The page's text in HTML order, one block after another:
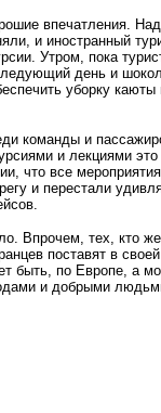
впечатления.
и иностранный
Утром, пока
день и
уборку каюты
команды и
и лекциями
что все
и перестали
Впрочем, тех, кто
поставят в
по Европе, а
и добрыми